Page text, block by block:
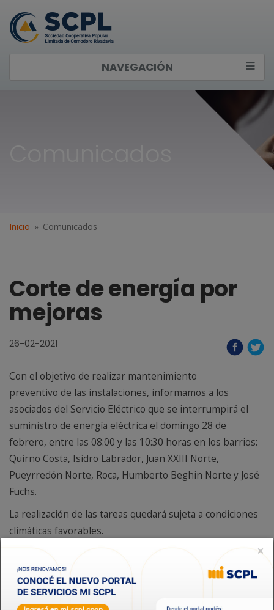
NAVEGACIÓN
Inicio Comunicados
Corte de energía por
mejoras
26-02-2021
Con el objetivo de realizar mantenimiento
preventivo de las instalaciones, informamos a los
asociados del Servicio Eléctrico que se interrumpirá el
suministro de energía eléctrica el domingo 28 de
febrero, entre las 08:00 y las 10:30 horas en los barrios:
Quirno Costa, Isidro Labrador, Juan XXIII Norte,
Pueyrredón Norte, Roca, Humberto Beghin Norte y José
Fuchs.
La realización de las tareas quedará sujeta a condiciones
climáticas favorables.
Depto. Eléctrico
×